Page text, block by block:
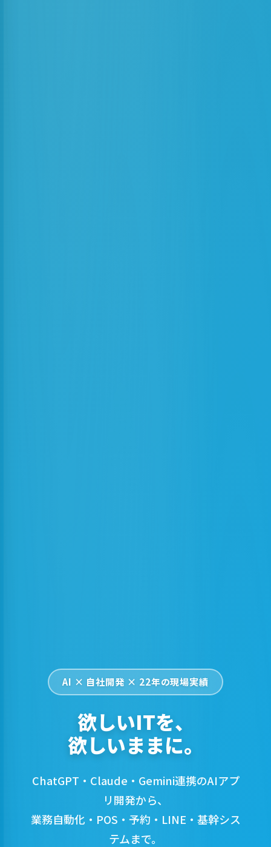
AI × 自社開発 × 22年の現場実績
欲しいITを、
欲しいままに。
ChatGPT・Claude・Gemini連携のAIアプ
リ開発から、
業務自動化・POS・予約・LINE・基幹シス
テムまで。